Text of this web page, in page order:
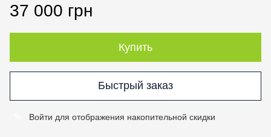
37 000 грн
Купить
Быстрый заказ
Войти для отображения накопительной скидки